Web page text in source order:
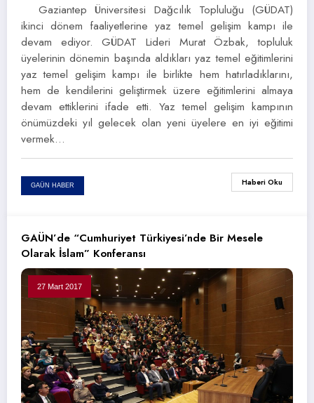
Gaziantep Üniversitesi Dağcılık Topluluğu (GÜDAT)
ikinci dönem faaliyetlerine yaz temel gelişim kampı ile
devam ediyor. GÜDAT Lideri Murat Özbak, topluluk
üyelerinin dönemin başında aldıkları yaz temel eğitimlerini
yaz temel gelişim kampı ile birlikte hem hatırladıklarını,
hem de kendilerini geliştirmek üzere eğitimlerini almaya
devam ettiklerini ifade etti. Yaz temel gelişim kampının
önümüzdeki yıl gelecek olan yeni üyelere en iyi eğitimi
vermek…
GAÜN HABER Haberi Oku
GAÜN’de “Cumhuriyet Türkiyesi’nde Bir Mesele
Olarak İslam” Konferansı
27 Mart 2017